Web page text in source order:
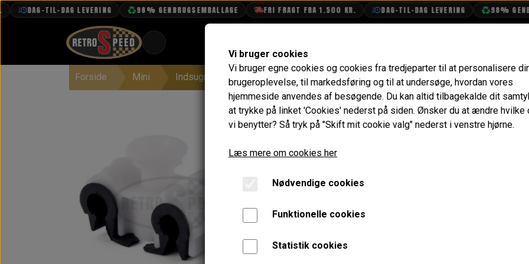
DAG-TIL-DAG LEVERING 98% GENBRUGSEMBALLAGE FRI FRAGT FRA 1.500 KR. DAG-TIL-DAG LEVERING 98%
VANDPOLERING
Forside Mini Indsugning & Brændstofsystem Rør, Pedal, Slange, Kabel & Montering
Klips til Brændstofrør, 3
MPi & SPi
Varenummer: 343799
Forventet leveringstid: Varen er ikke på lager. Ca. 14
−
Vi bruger cookies
Vi bruger egne cookies og cookies fra tredjeparter til at personalisere
brugeroplevelse, til markedsføring og til at undersøge, hvordan vores
hjemmeside anvendes af besøgende. Du kan altid tilbagekalde dit
at trykke på linket 'Cookies' nederst på siden. Ønsker du at ændre hvilke
vi benytter? Så tryk på "Skift mit cookie valg" nederst i venstre hjørne.
Læs mere om cookies her
Nødvendige cookies
Funktionelle cookies
Statistik cookies